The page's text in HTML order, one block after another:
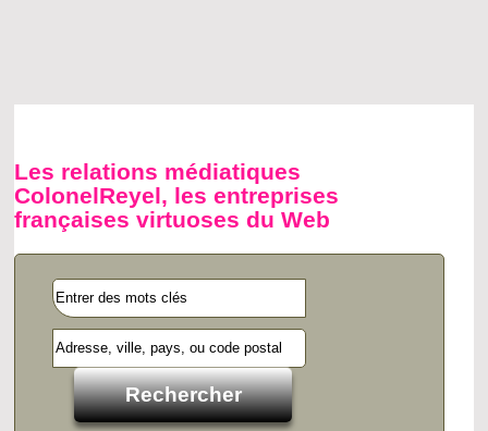
Les relations médiatiques
ColonelReyel, les entreprises
françaises virtuoses du Web